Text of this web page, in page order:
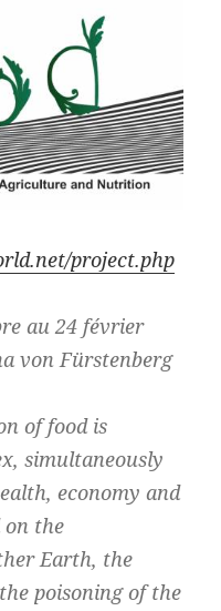
project.php
au 24 février
von Fürstenberg
of food is
simultaneously
economy and
on the
Earth, the
poisoning of the